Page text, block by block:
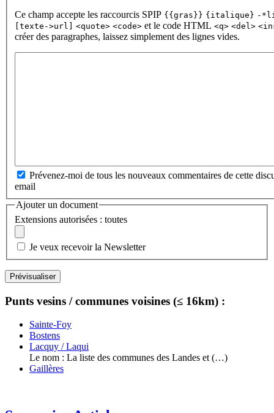
Ce champ accepte les raccourcis SPIP {{gras}} {italique} -
[texte->url]
<quote> <code> et le code HTML <q> <del>
créer des paragraphes, laissez simplement des lignes vides.
Prévenez-moi de tous les nouveaux commentaires de cette
email
Ajouter un document
Extensions autorisées : toutes
Je veux recevoir la Newsletter
Punts vesins / communes voisines (≤ 16km) :
Sainte-Foy
Bostens
Lacquy / Laqui
Le nom : La liste des communes des Landes et (…)
Gaillères